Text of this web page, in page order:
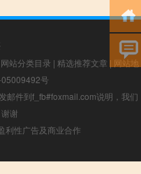
网站分类目录 | 精选推荐文章 | 网站地
号
邮件到f_fb#foxmail.com说明，我们
谢
利性广告及商业合作